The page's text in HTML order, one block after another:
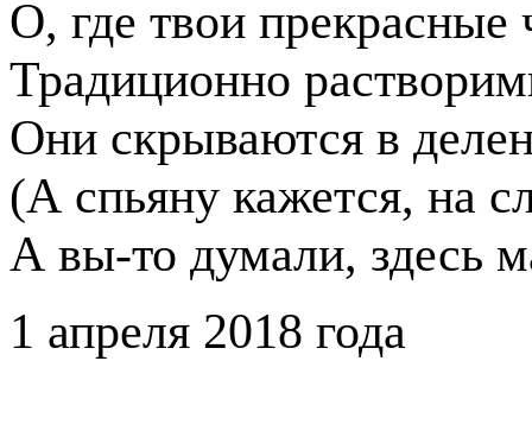
О, где твои прекрасные
Традиционно
Они скрываются в
(А спьяну кажется, на
А вы-то думали, здесь
1 апреля 2018 года